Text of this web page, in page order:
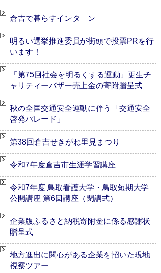
倉吉で暮らすインターン
明るい選挙推進委員が街頭で投票PRを行
います！
「第75回社会を明るくする運動」更生チ
ャリティーバザー売上金の寄附贈呈式
秋の全国交通安全運動に伴う「交通安全
啓発パレード」
第38回倉吉せきがね里見まつり
令和7年度倉吉市生涯学習講座
令和7年度 鳥取看護大学・鳥取短期大学
公開講座 第6回講座（閉講式）
企業版ふるさと納税寄附金に係る感謝状
贈呈式
地方進出に関心がある企業を招いた現地
視察ツアー